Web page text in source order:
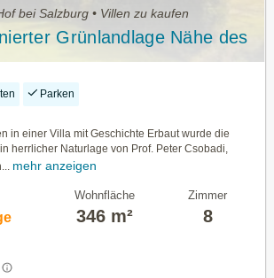
bei Salzburg • Villen zu kaufen
Grünlandlage Nähe des
Parken
in einer Villa mit Geschichte Erbaut wurde die
herrlicher Naturlage von Prof. Peter Csobadi,
mehr anzeigen
Wohnfläche
346 m²
Zimmer
8